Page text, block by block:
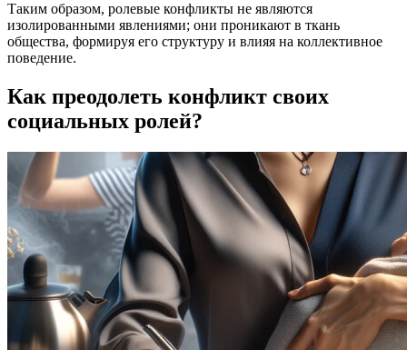
Таким образом, ролевые конфликты не являются
изолированными явлениями; они проникают в ткань
общества, формируя его структуру и влияя на коллективное
поведение.
Как преодолеть конфликт своих
социальных ролей?